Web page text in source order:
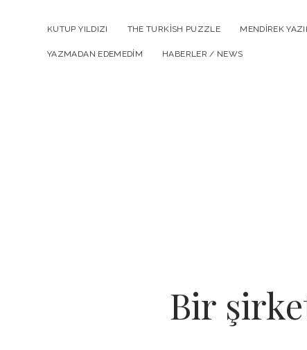
KUTUP YILDIZI THE TURKISH PUZZLE MENDIREK
YAZMADAN EDEMEDIM HABERLER / NEWS
Bir